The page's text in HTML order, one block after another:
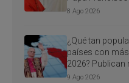
8 Ago 2026
¿Qué tan
países con
2026?
9 Ago 2026